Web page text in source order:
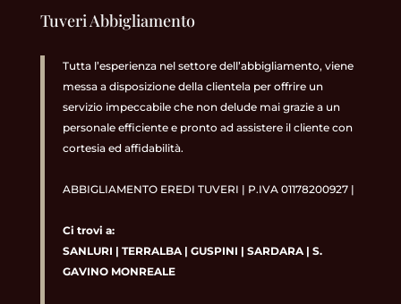
Tuveri Abbigliamento
Tutta l’esperienza nel settore dell’abbigliamento, viene
messa a disposizione della clientela per offrire un
servizio impeccabile che non delude mai grazie a un
personale efficiente e pronto ad assistere il cliente con
cortesia ed affidabilità.
ABBIGLIAMENTO EREDI TUVERI | P.IVA 01178200927 |
Ci trovi a:
SANLURI | TERRALBA| GUSPINI | SARDARA| S.
GAVINO MONREALE